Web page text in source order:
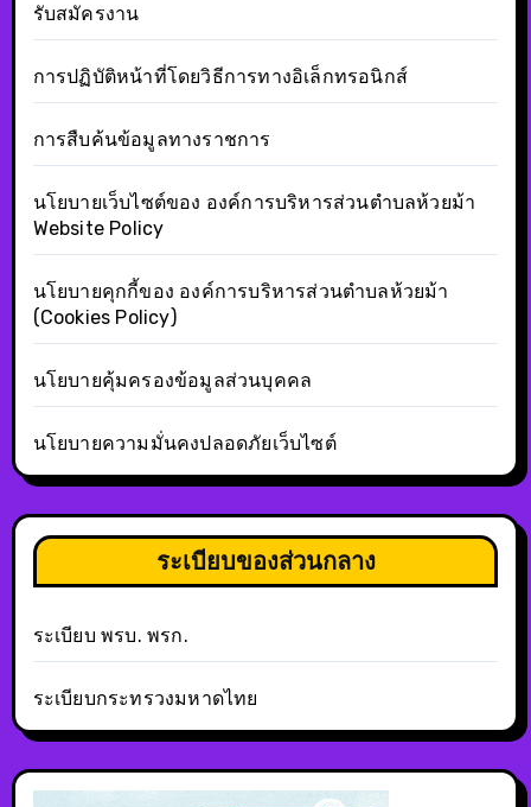
รับสมัครงาน
การปฏิบัติหน้าที่โดยวิธีการทางอิเล็กทรอนิกส์
การสืบค้นข้อมูลทางราชการ
นโยบายเว็บไซต์ของ องค์การบริหารส่วนตำบลห้วยม้า
Website Policy
นโยบายคุกกี้ของ องค์การบริหารส่วนตำบลห้วยม้า
(Cookies Policy)
นโยบายคุ้มครองข้อมูลส่วนบุคคล
นโยบายความมั่นคงปลอดภัยเว็บไซต์
ระเบียบของส่วนกลาง
ระเบียบ พรบ. พรก.
ระเบียบกระทรวงมหาดไทย